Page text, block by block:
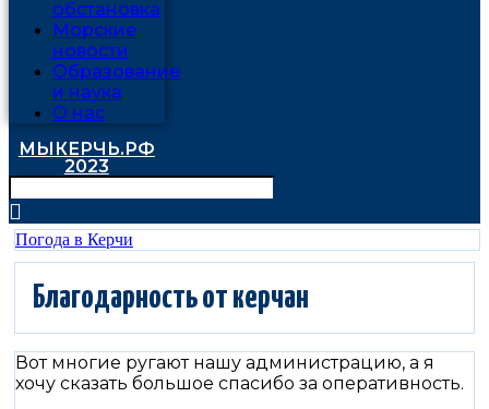
обстановка
Морские
новости
Образование
и наука
О нас
МЫКЕРЧЬ.РФ
2023
Погода в Керчи
Благодарность от керчан
Вот многие ругают нашу администрацию, а я
хочу сказать большое спасибо за оперативность.